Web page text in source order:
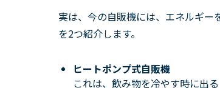
実は、今の自販機には、エネルギー
を2つ紹介します。
ヒートポンプ式自販機
これは、飲み物を冷やす時に出